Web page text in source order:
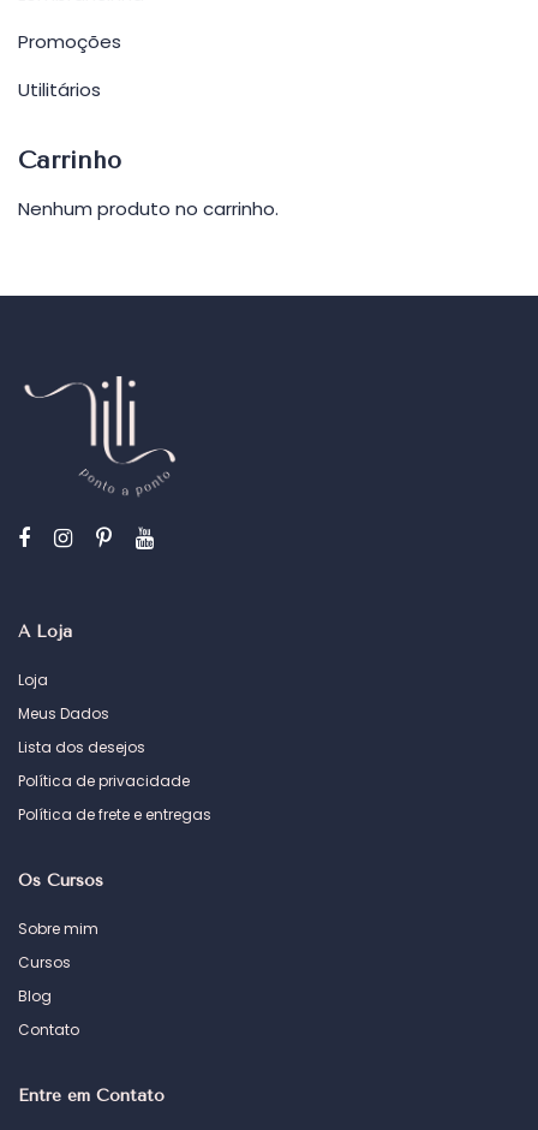
Promoções
Utilitários
Carrinho
Nenhum produto no carrinho.
A Loja
Loja
Meus Dados
Lista dos desejos
Política de privacidade
Política de frete e entregas
Os Cursos
Sobre mim
Cursos
Blog
Contato
Entre em Contato